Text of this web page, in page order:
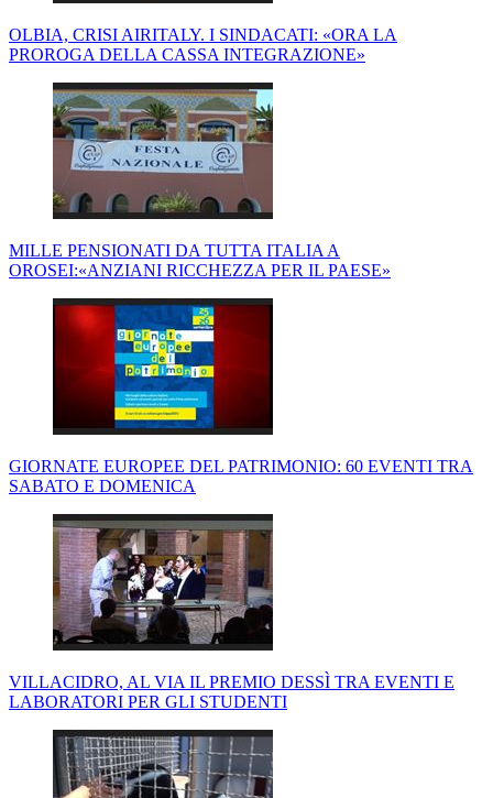
OLBIA, CRISI AIRITALY. I SINDACATI: «ORA LA
PROROGA DELLA CASSA INTEGRAZIONE»
MILLE PENSIONATI DA TUTTA ITALIA A
OROSEI:«ANZIANI RICCHEZZA PER IL PAESE»
GIORNATE EUROPEE DEL PATRIMONIO: 60 EVENTI TRA
SABATO E DOMENICA
VILLACIDRO, AL VIA IL PREMIO DESSÌ TRA EVENTI E
LABORATORI PER GLI STUDENTI